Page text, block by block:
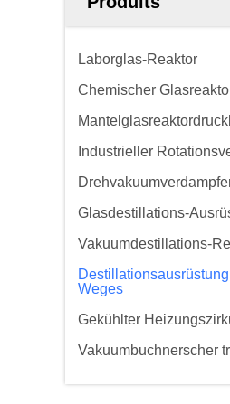
Laborglas-Reaktor
Chemischer
Industrieller
Glasdestillations-
Vakuumdestillations-
Weges
Gekühlter
Vakuumbuchnerscher